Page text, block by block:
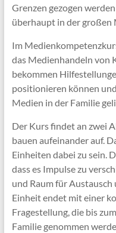
Grenzen gezogen
überhaupt in der großen
Im
das Medienhandeln von
bekommen
positionieren können
Medien in der Familie
Der Kurs findet an zwei
bauen aufeinander auf.
Einheiten dabei zu sein.
dass es Impulse zu
und Raum für
Einheit endet mit einer
Fragestellung, die bis
Familie genommen